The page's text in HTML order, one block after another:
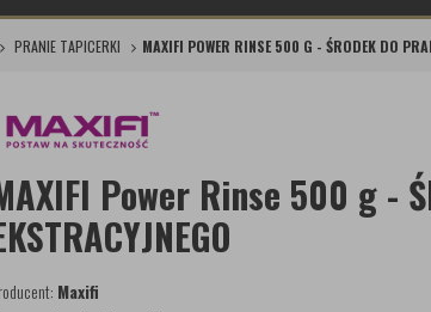
PRANIE TAPICERKI MAXIFI POWER RINSE 500 G - ŚRODEK DO
Power Rinse 500 g -
Maxifi